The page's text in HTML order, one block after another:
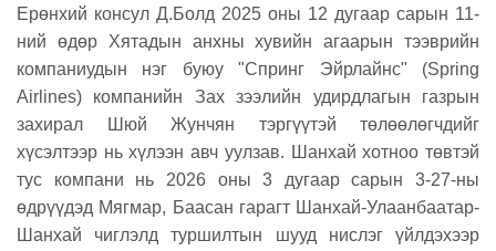
Ерөнхий консул Д.Болд 2025 оны 12 дугаар сарын 11-
ний өдөр Хятадын анхны хувийн агаарын тээврийн
компаниудын нэг буюу "Спринг Эйрлайнс" (Spring
Airlines) компанийн Зах зээлийн удирдлагын газрын
захирал Шюй Жунчян тэргүүтэй төлөөлөгчдийг
хүсэлтээр нь хүлээн авч уулзав. Шанхай хотноо төвтэй
тус компани нь 2026 оны 3 дугаар сарын 3-27-ны
өдрүүдэд Мягмар, Баасан гарагт Шанхай-Улаанбаатар-
Шанхай чиглэлд туршилтын шууд нислэг үйлдэхээр